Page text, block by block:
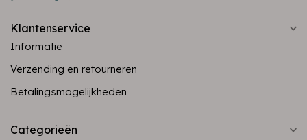
Klantenservice
Informatie
Verzending en retourneren
Betalingsmogelijkheden
Categorieën